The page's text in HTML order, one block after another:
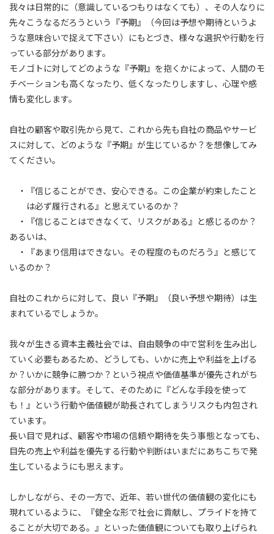
我々は日常的に（意識しているつもりはなくても）、その人なりに
先々こうなるだろうという『予期』（今回は予想や期待というよ
うな意味合いで捉えて下さい）にもとづき、様々な選択や行動を行
っている部分があります。
モノゴトに対してどのような『予期』を抱くかによって、人間のモ
チベーションも高くなったり、低くなったりしますし、心理や感
情も変化します。
自社の顧客や取引先から見て、これから先も自社の商品やサービ
スに対して、どのような『予期』が生じているか？を想像してみ
てください。
・『信じることができ、安心できる。この企業が約束したこと
は必ず履行される』と思えているのか？
・『信じることはできなくて、リスクがある』と感じるのか？
あるいは、
・『あまり信用はできない。その程度のものだろう』と感じて
いるのか？
自社のこれからに対して、良い『予期』（良い予想や期待）は生
まれているでしょうか。
我々が生きる資本主義社会では、自由競争の中で営利を生み出し
ていく必要もあるため、どうしても、いかに売上や利益を上げる
か？いかに競争に勝つか？という視点や価値基準が優先されがち
な部分があります。そして、そのために『どんな手段を使って
も！』という行動や価値観が助長されてしまうリスクも内包され
ています。
長い目で見れば、顧客や市場の信頼や期待を失う事態となっても、
目先の売上や利益を優先する行動や判断はいまだにあちこちで発
生しているようにも思えます。
しかしながら、その一方で、近年、若い世代の価値観の変化にも
現れているように、『健全な形で社会に貢献し、プライドを持て
ることが大切である。』といった価値観についても取り上げられ